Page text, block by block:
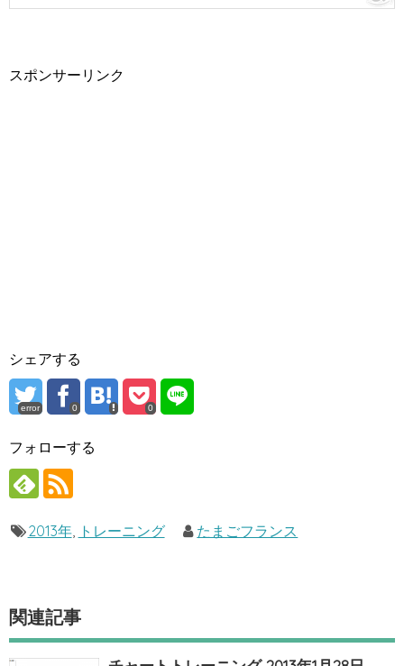
スポンサーリンク
シェアする
error 0 0
フォローする
2013年, トレーニング たまごフランス
関連記事